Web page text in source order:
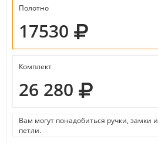
Полотно
17530
Комплект
26 280
Вам могут понадобиться ручки, замки и
петли.